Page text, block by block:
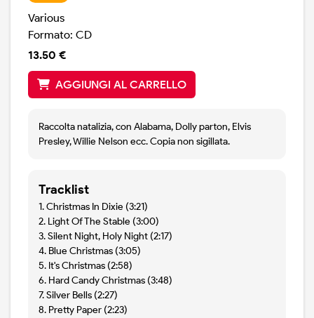
Various
Formato: CD
13.50 €
AGGIUNGI AL CARRELLO
Raccolta natalizia, con Alabama, Dolly parton, Elvis
Presley, Willie Nelson ecc. Copia non sigillata.
Tracklist
1. Christmas In Dixie (3:21)
2. Light Of The Stable (3:00)
3. Silent Night, Holy Night (2:17)
4. Blue Christmas (3:05)
5. It's Christmas (2:58)
6. Hard Candy Christmas (3:48)
7. Silver Bells (2:27)
8. Pretty Paper (2:23)